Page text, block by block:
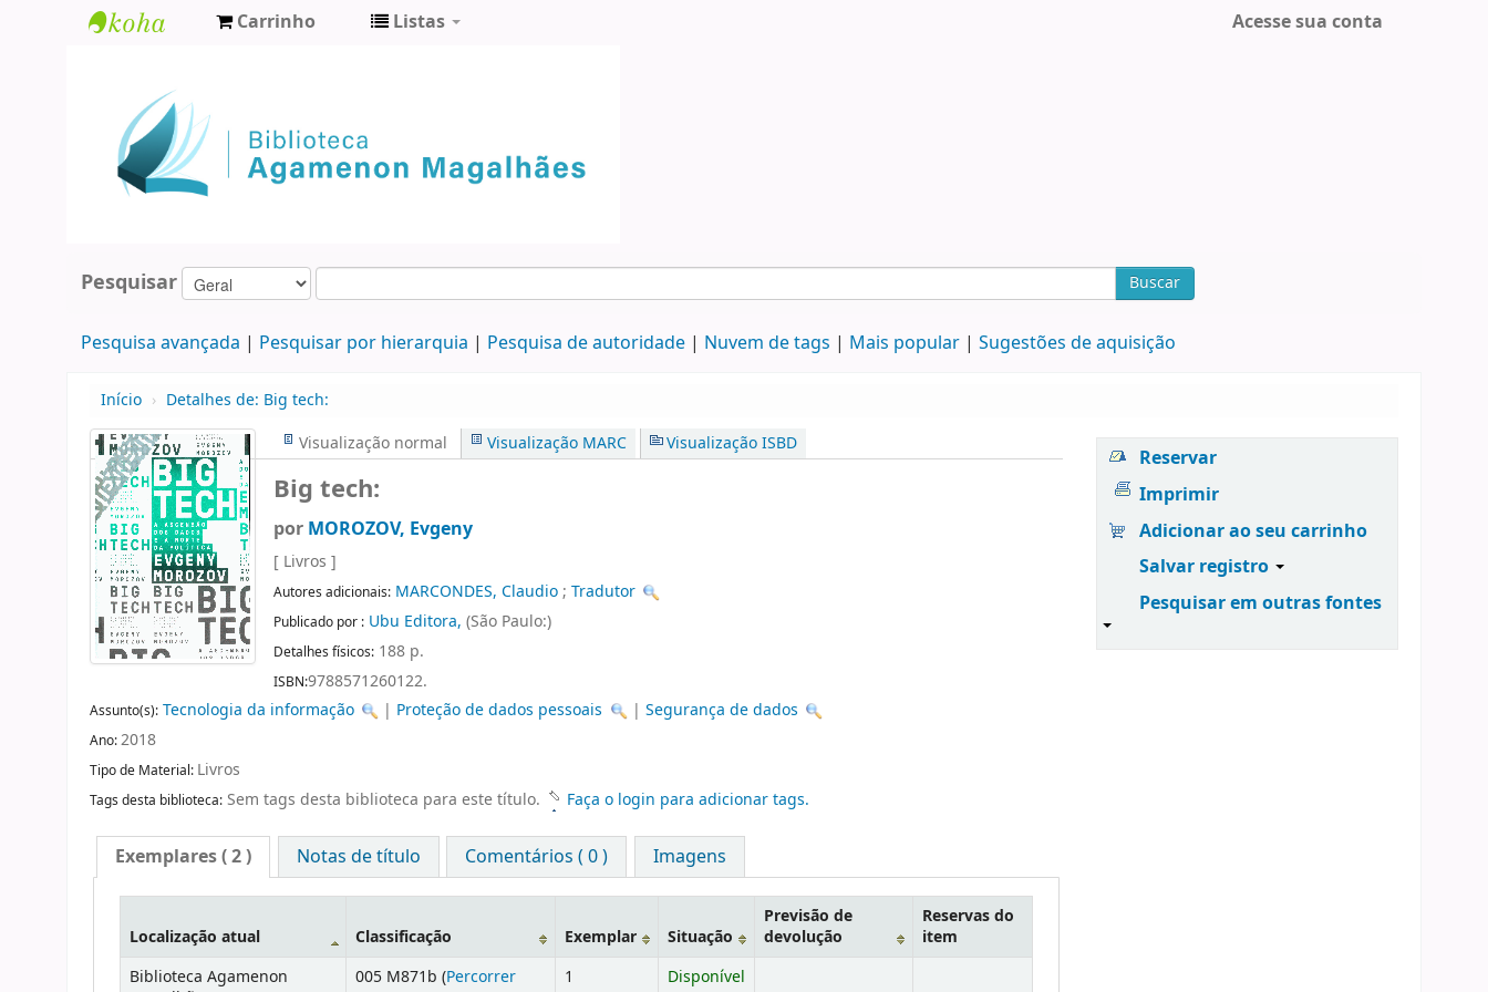
Agamenon
Magalhães
Carrinho Listas Acesse sua conta
Pesquisar Buscar
Pesquisa avançada Pesquisar por hierarquia Pesquisa de autoridade Nuvem de tags Mais popular Sugestões de aquisição
Início › Detalhes de: Big tech:
Visualização normal
Visualização MARC Visualização ISBD
Big tech:
por MOROZOV, Evgeny
[ Livros ]
Autores adicionais: MARCONDES, Claudio; Tradutor
Publicado por : Ubu Editora, (São Paulo:)
Detalhes físicos: 188 p.
ISBN:9788571260122.
Assunto(s): Tecnologia da informação | Proteção de dados pessoais | Segurança de dados
Ano:2018
Tipo de Material: Livros
Tags desta biblioteca: Sem tags desta biblioteca para este título. Faça o login para adicionar tags.
Exemplares( 2 ) Notas de título Comentários ( 0 ) Imagens
Localização atual Classificação Exemplar Situação
Previsão de
devolução
Reservas do
item
Biblioteca Agamenon
005 M871b (Percorrer
1 Disponível
Reservar
Imprimir
Adicionar ao seu carrinho
Salvar registro
Pesquisar em outras fontes